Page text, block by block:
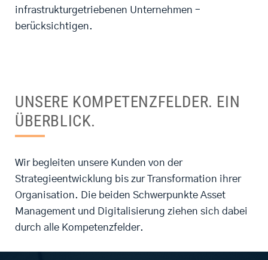
infrastrukturgetriebenen Unternehmen –
berücksichtigen. ​
UNSERE KOMPETENZFELDER. EIN
ÜBERBLICK.
Wir begleiten unsere Kunden von der
Strategieentwicklung bis zur Transformation ihrer
Organisation. ​Die beiden Schwerpunkte Asset
Management und Digitalisierung ziehen sich dabei
durch alle Kompetenzfelder.